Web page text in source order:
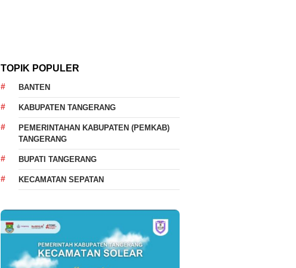
TOPIK POPULER
BANTEN
KABUPATEN TANGERANG
PEMERINTAHAN KABUPATEN (PEMKAB)
TANGERANG
BUPATI TANGERANG
KECAMATAN SEPATAN